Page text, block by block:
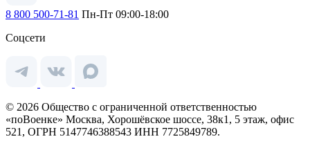
8 800 500-71-81 Пн-Пт 09:00-18:00
Соцсети
© 2026 Общество с ограниченной ответственностью
«поВоенке» Москва, Хорошёвское шоссе, 38к1, 5 этаж, офис
521, ОГРН 5147746388543 ИНН 7725849789.